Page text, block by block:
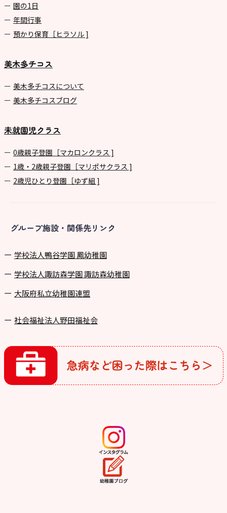
園の1⽇
年間⾏事
預かり保育［ヒラソル ]
美木多チコス
美⽊多チコスについて
美⽊多チコスブログ
未就園児クラス
0歳親子登園［マカロンクラス ]
1歳・2歳親子登園［マリポサクラス ]
2歳児ひとり登園［ゆず組 ]
グループ施設・関係先リンク
学校法⼈鴨⾕学園 鳳幼稚園
学校法⼈諏訪森学園 諏訪森幼稚園
⼤阪府私⽴幼稚園連盟
社会福祉法人野田福祉会